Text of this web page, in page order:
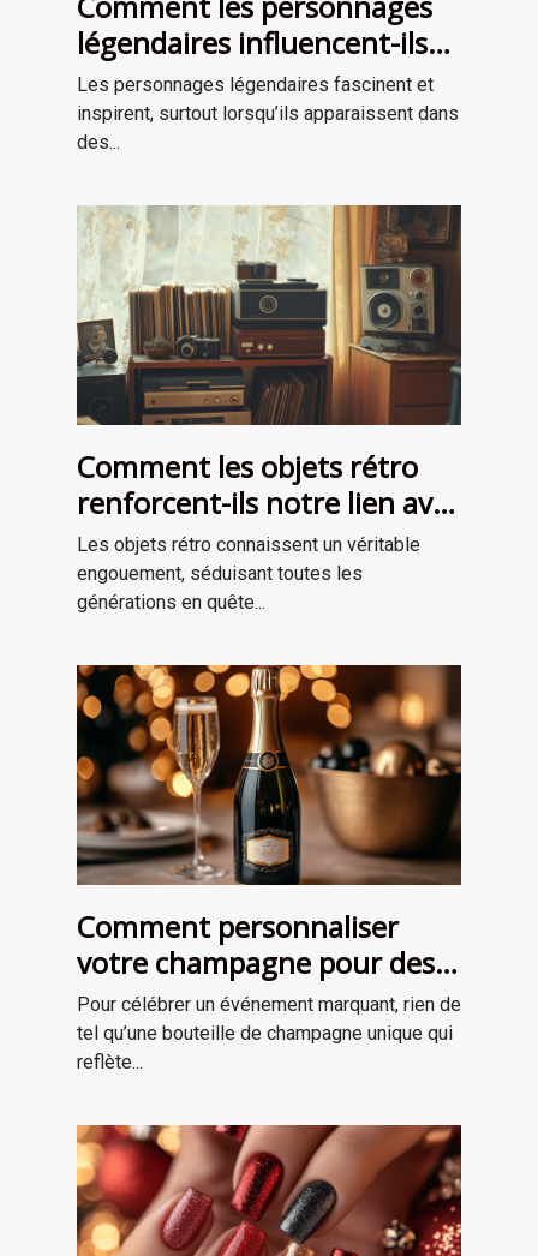
légendaires influencent-ils
les récits de survie ?
Les personnages légendaires fascinent et
inspirent, surtout lorsqu’ils apparaissent dans
des...
Comment les objets rétro
renforcent-ils notre lien avec
le passé?
Les objets rétro connaissent un véritable
engouement, séduisant toutes les
générations en quête...
Comment personnaliser
votre champagne pour des
occasions spéciales ?
Pour célébrer un événement marquant, rien de
tel qu’une bouteille de champagne unique qui
reflète...